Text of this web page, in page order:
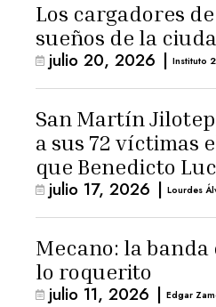
Los cargadores
sueños de la
julio 20, 2026 | Instituto
San Martín
a sus 72 víctimas
que Benedicto
arresto
julio 17, 2026 | Lourdes
Mecano: la banda
lo roquerito
julio 11, 2026 | Edgar